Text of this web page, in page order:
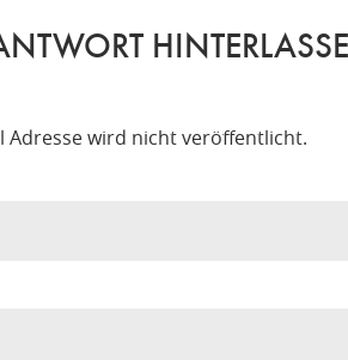
Adresse wird nicht veröffentlicht.